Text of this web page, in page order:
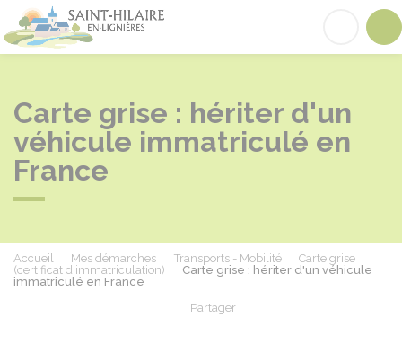
Saint-Hilaire-en-Lignières
Carte grise : hériter d'un
véhicule immatriculé en
France
Accueil Mes démarches Transports - Mobilité
Carte grise
(certificat d'immatriculation)
Carte grise : hériter d'un véhicule
immatriculé en France
Partager